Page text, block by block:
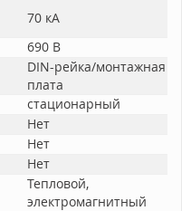
70 кА
690 В
DIN-рейка/монтажная
плата
стационарный
Нет
Нет
Нет
Тепловой,
электромагнитный